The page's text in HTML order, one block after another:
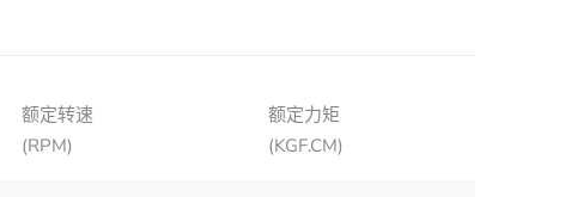
额定转速
(RPM)
额定力矩
(KGF.CM)